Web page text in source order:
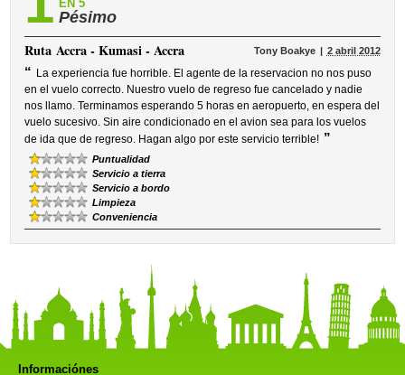
EN 5
Pésimo
RutaAccra - Kumasi - Accra Tony Boakye 2 abril 2012
“ La experiencia fue horrible. El agente de la reservacion no nos puso
en el vuelo correcto. Nuestro vuelo de regreso fue cancelado y nadie
nos llamo. Terminamos esperando 5 horas en aeropuerto, en espera del
vuelo sucesivo. Sin aire condicionado en el avion sea para los vuelos
de ida que de regreso. Hagan algo por este servicio terrible! ”
Puntualidad
Servicio a tierra
Servicio a bordo
Limpieza
Conveniencia
Informaciónes